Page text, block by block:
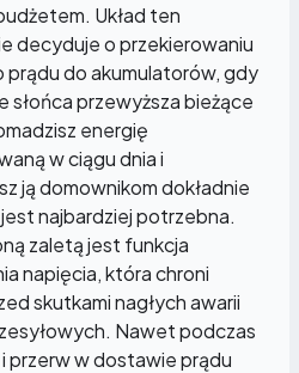
Układ ten
decyduje o przekierowaniu
prądu do akumulatorów, gdy
słońca przewyższa bieżące
energię
w ciągu dnia i
ją domownikom dokładnie
najbardziej potrzebna.
zaletą jest funkcja
napięcia, która chroni
skutkami nagłych awarii
Nawet podczas
przerw w dostawie prądu